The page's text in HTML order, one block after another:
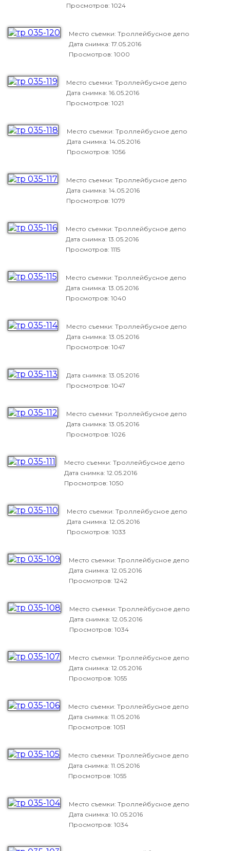
Просмотров: 1024
Место съемки: Троллейбусное депо
Дата снимка: 17.05.2016
Просмотров: 1000
Место съемки: Троллейбусное депо
Дата снимка: 16.05.2016
Просмотров: 1021
Место съемки: Троллейбусное депо
Дата снимка: 14.05.2016
Просмотров: 1056
Место съемки: Троллейбусное депо
Дата снимка: 14.05.2016
Просмотров: 1079
Место съемки: Троллейбусное депо
Дата снимка: 13.05.2016
Просмотров: 1115
Место съемки: Троллейбусное депо
Дата снимка: 13.05.2016
Просмотров: 1040
Место съемки: Троллейбусное депо
Дата снимка: 13.05.2016
Просмотров: 1047
Дата снимка: 13.05.2016
Просмотров: 1047
Место съемки: Троллейбусное депо
Дата снимка: 13.05.2016
Просмотров: 1026
Место съемки: Троллейбусное депо
Дата снимка: 12.05.2016
Просмотров: 1050
Место съемки: Троллейбусное депо
Дата снимка: 12.05.2016
Просмотров: 1033
Место съемки: Троллейбусное депо
Дата снимка: 12.05.2016
Просмотров: 1242
Место съемки: Троллейбусное депо
Дата снимка: 12.05.2016
Просмотров: 1034
Место съемки: Троллейбусное депо
Дата снимка: 12.05.2016
Просмотров: 1055
Место съемки: Троллейбусное депо
Дата снимка: 11.05.2016
Просмотров: 1051
Место съемки: Троллейбусное депо
Дата снимка: 11.05.2016
Просмотров: 1055
Место съемки: Троллейбусное депо
Дата снимка: 10.05.2016
Просмотров: 1034